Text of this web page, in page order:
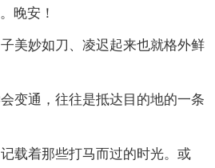
晚安！
美妙如刀、凌迟起来也就格外鲜
变通，往往是抵达目的地的一条
载着那些打马而过的时光。或